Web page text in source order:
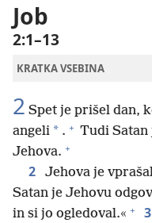
Job
2:1–13
KRATKA VSEBINA
2 Spet je prišel dan,
angeli * . + Tudi Satan
Jehova. +
2
Jehova je
Satan je Jehovu
in si jo ogledoval.« + 3